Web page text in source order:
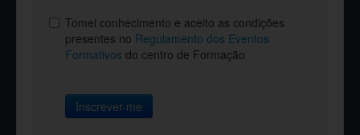
Tomei conhecimento e aceito as condições
presentes no Regulamento dos Eventos
Formativos do centro de Formação
Inscrever-me